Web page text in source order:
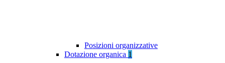
Posizioni organizzative
Dotazione organica 1